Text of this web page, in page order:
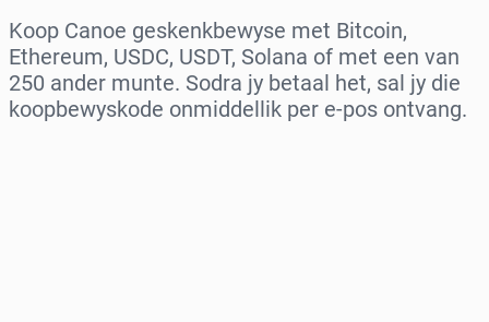
Koop Canoe geskenkbewyse met Bitcoin,
Ethereum, USDC, USDT, Solana of met een van
250 ander munte. Sodra jy betaal het, sal jy die
koopbewyskode onmiddellik per e-pos ontvang.